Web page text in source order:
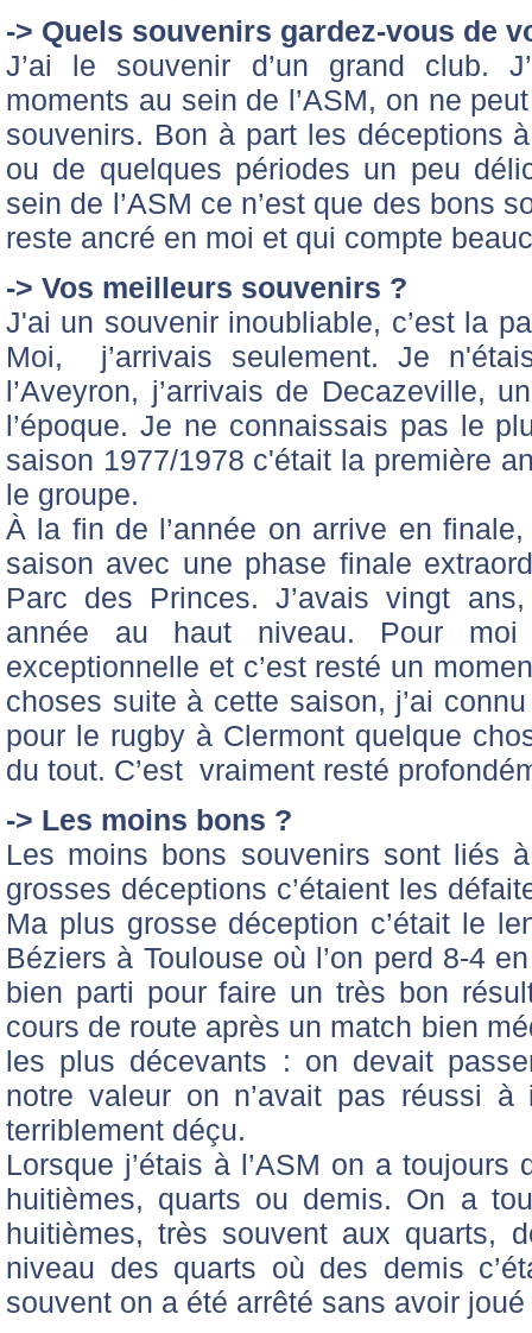
-> Quels souvenirs gardez-vous de
J’ai le souvenir d’un grand club.
moments au sein de l’ASM, on ne
souvenirs. Bon à part les déceptions
ou de quelques périodes un peu
sein de l’ASM ce n’est que des bons
reste ancré en moi et qui compte
-> Vos meilleurs souvenirs ?
J'ai un souvenir inoubliable, c’est la
Moi, j’arrivais seulement. Je
l’Aveyron, j’arrivais de Decazeville,
l’époque. Je ne connaissais pas le
saison 1977/1978 c'était la première
le groupe.
À la fin de l’année on arrive en
saison avec une phase finale
Parc des Princes. J’avais vingt
année au haut niveau. Pour
exceptionnelle et c’est resté un
choses suite à cette saison, j’ai
pour le rugby à Clermont quelque
du tout. C’est vraiment resté
-> Les moins bons ?
Les moins bons souvenirs sont liés
grosses déceptions c’étaient les
Ma plus grosse déception c’était le
Béziers à Toulouse où l’on perd 8-4
bien parti pour faire un très bon
cours de route après un match bien
les plus décevants : on devait
notre valeur on n’avait pas réussi
terriblement déçu.
Lorsque j’étais à l’ASM on a
huitièmes, quarts ou demis. On a
huitièmes, très souvent aux quarts,
niveau des quarts où des demis
souvent on a été arrêté sans avoir